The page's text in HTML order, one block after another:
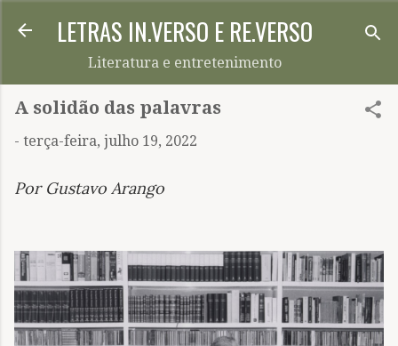
Pular para o conteúdo principal
LETRAS IN.VERSO E RE.VERSO
Literatura e entretenimento
A solidão das palavras
- terça-feira, julho 19, 2022
Por Gustavo Arango